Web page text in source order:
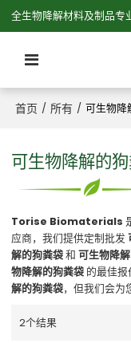
全生物降解材料及制品专
首页 / 所有 / 可生物降
可生物降解的
Torise Biomaterials
应商，我们提供定制批发
解的狗粪袋和可生物降
物降解的狗粪袋 的最佳
解的狗粪袋，但我们会为
2个结果